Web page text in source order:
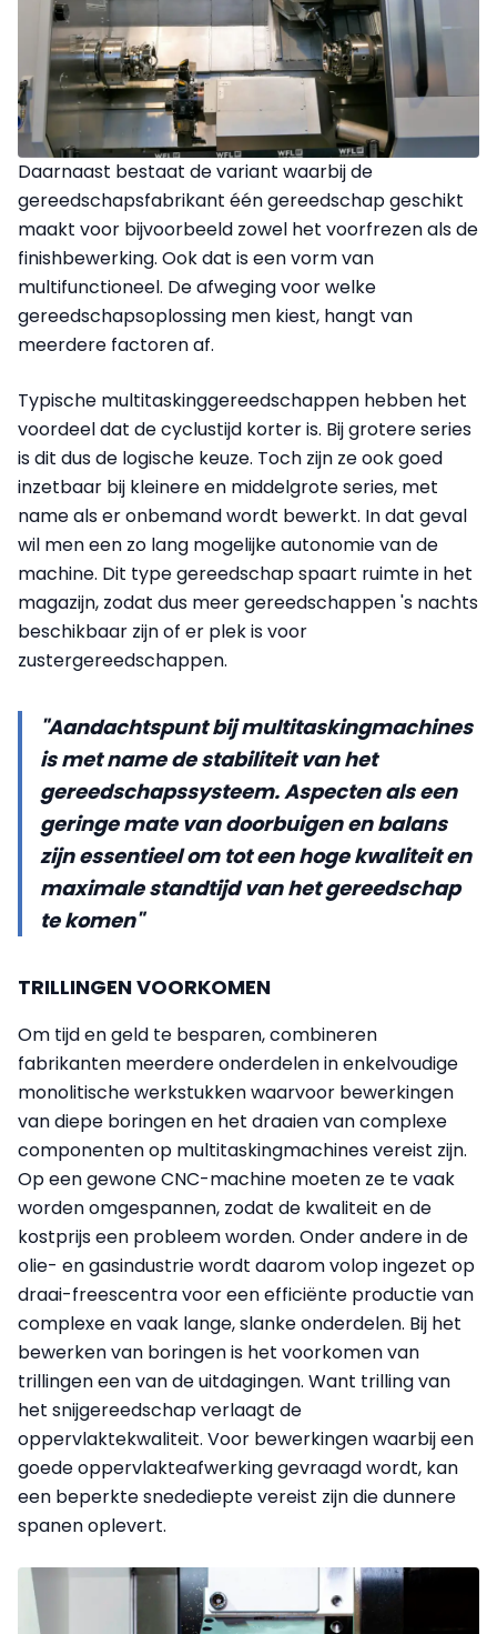
Daarnaast bestaat de variant waarbij de
gereedschapsfabrikant één gereedschap geschikt
maakt voor bijvoorbeeld zowel het voorfrezen als de
finishbewerking. Ook dat is een vorm van
multifunctioneel. De afweging voor welke
gereedschapsoplossing men kiest, hangt van
meerdere factoren af.
Typische multitaskinggereedschappen hebben het
voordeel dat de cyclustijd korter is. Bij grotere series
is dit dus de logische keuze. Toch zijn ze ook goed
inzetbaar bij kleinere en middelgrote series, met
name als er onbemand wordt bewerkt. In dat geval
wil men een zo lang mogelijke autonomie van de
machine. Dit type gereedschap spaart ruimte in het
magazijn, zodat dus meer gereedschappen 's nachts
beschikbaar zijn of er plek is voor
zustergereedschappen.
"Aandachtspunt bij multitaskingmachines
is met name de stabiliteit van het
gereedschapssysteem. Aspecten als een
geringe mate van doorbuigen en balans
zijn essentieel om tot een hoge kwaliteit en
maximale standtijd van het gereedschap
te komen"
TRILLINGEN VOORKOMEN
Om tijd en geld te besparen, combineren
fabrikanten meerdere onderdelen in enkelvoudige
monolitische werkstukken waarvoor bewerkingen
van diepe boringen en het draaien van complexe
componenten op multitaskingmachines vereist zijn.
Op een gewone CNC-machine moeten ze te vaak
worden omgespannen, zodat de kwaliteit en de
kostprijs een probleem worden. Onder andere in de
olie- en gasindustrie wordt daarom volop ingezet op
draai-freescentra voor een efficiënte productie van
complexe en vaak lange, slanke onderdelen. Bij het
bewerken van boringen is het voorkomen van
trillingen een van de uitdagingen. Want trilling van
het snijgereedschap verlaagt de
oppervlaktekwaliteit. Voor bewerkingen waarbij een
goede oppervlakteafwerking gevraagd wordt, kan
een beperkte snedediepte vereist zijn die dunnere
spanen oplevert.